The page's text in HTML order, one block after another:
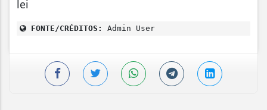
lei
FONTE/CRÉDITOS: Admin User